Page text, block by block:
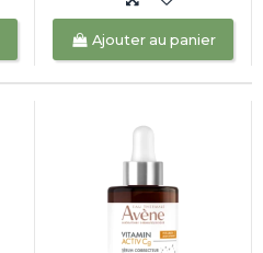
Ajouter au panier